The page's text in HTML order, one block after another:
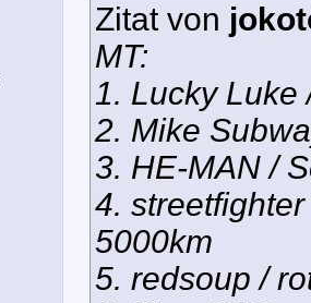
Zitat von
MT:
1. Lucky Luke
2. Mike
3. HE-MAN /
4.
5000km
5. redsoup /